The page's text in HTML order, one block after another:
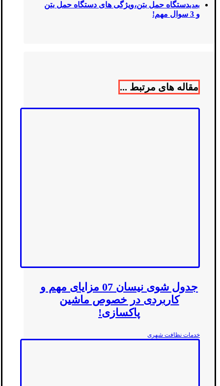
بعدیدستگاه حمل بتن،ویژگی های دستگاه حمل بتن
و 3 سوال مهم!
مقاله های مرتبط ...
جدول شوی نیسان 07 مزایای مهم و
کاربردی در خصوص ماشین
پاکسازی!
خدمات نظافت شهری